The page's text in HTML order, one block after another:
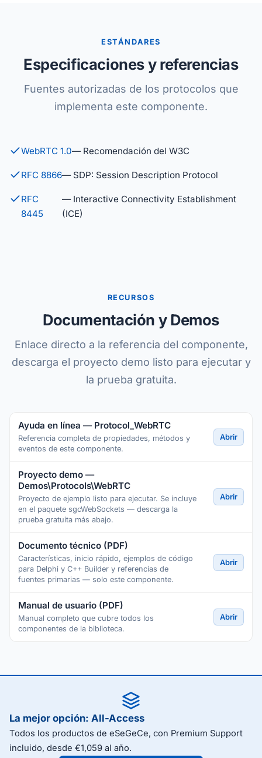
ESTÁNDARES
Especificaciones y referencias
Fuentes autorizadas de los protocolos que
implementa este componente.
WebRTC 1.0— Recomendación del W3C
RFC 8866— SDP: Session Description Protocol
RFC
8445
— Interactive Connectivity Establishment
(ICE)
RECURSOS
Documentación y Demos
Enlace directo a la referencia del componente,
descarga el proyecto demo listo para ejecutar y
la prueba gratuita.
Ayuda en línea — Protocol_WebRTC
Referencia completa de propiedades, métodos y
eventos de este componente.
Abrir
Proyecto demo —
Demos\Protocols\WebRTC
Proyecto de ejemplo listo para ejecutar. Se incluye
en el paquete sgcWebSockets — descarga la
prueba gratuita más abajo.
Abrir
Documento técnico (PDF)
Características, inicio rápido, ejemplos de código
para Delphi y C++ Builder y referencias de
fuentes primarias — solo este componente.
Abrir
Manual de usuario (PDF)
Manual completo que cubre todos los
componentes de la biblioteca.
Abrir
La mejor opción: All-Access
Todos los productos de eSeGeCe, con Premium Support
incluido, desde €1,059 al año.